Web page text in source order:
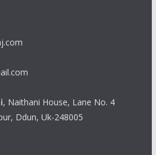
, Naithani House, Lane No. 4
Ddun, Uk-248005